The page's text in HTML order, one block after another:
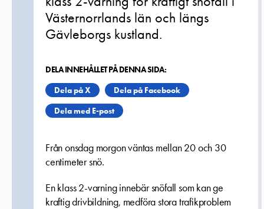
Västernorrlands län och längs
Gävleborgs kustland.
DELA INNEHÅLLET PÅ DENNA SIDA:
Dela på X
Dela på Facebook
Dela med E-post
Från onsdag morgon väntas mellan 20 och 30
centimeter snö.
En klass 2-varning innebär snöfall som kan ge
kraftig drivbildning, medföra stora trafikproblem